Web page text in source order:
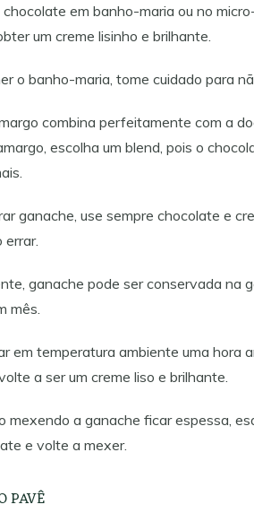
em banho-maria ou no
um creme lisinho e brilhante.
o banho-maria, tome cuidado para
combina perfeitamente com a
escolha um blend, pois o
ganache, use sempre chocolate e
errar.
ganache pode ser conservada na
mês.
em temperatura ambiente uma hora
a ser um creme liso e brilhante.
mexendo a ganache ficar espessa,
e volte a mexer.
PAVÊ